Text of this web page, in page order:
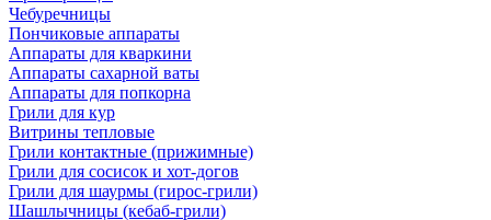
Чебуречницы
Пончиковые аппараты
Аппараты для кваркини
Аппараты сахарной ваты
Аппараты для попкорна
Грили для кур
Витрины тепловые
Грили контактные (прижимные)
Грили для сосисок и хот-догов
Грили для шаурмы (гирос-грили)
Шашлычницы (кебаб-грили)